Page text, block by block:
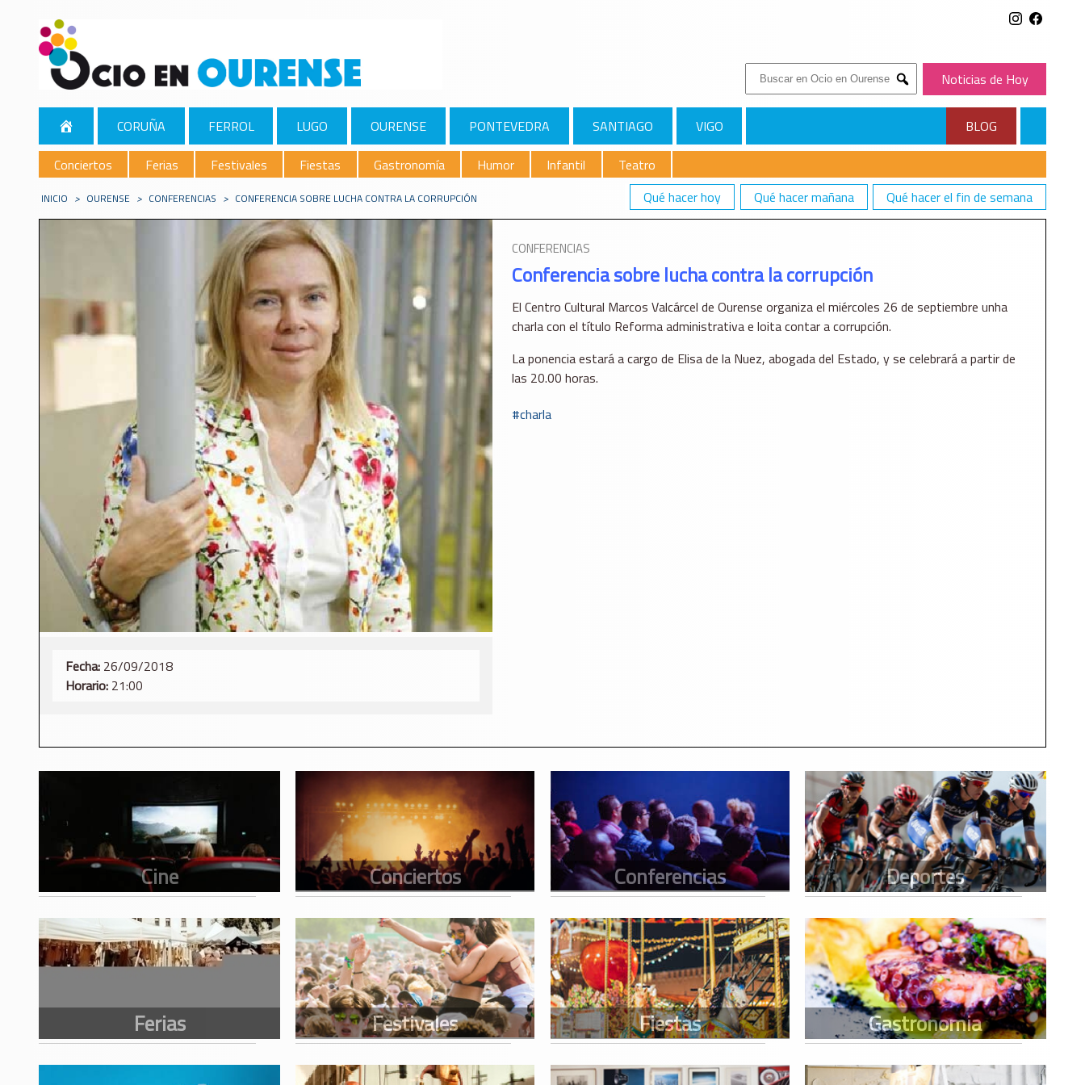
Buscar:
Submit
Noticias de Hoy
CORUÑA FERROL LUGO OURENSE PONTEVEDRA SANTIAGO VIGO
BLOG
Conciertos
Ferias Festivales Fiestas Gastronomía Humor Infantil
Teatro
Qué hacer hoy
Qué hacer mañana Qué hacer el fin de semana
INICIO > OURENSE > CONFERENCIAS > CONFERENCIA SOBRE LUCHA CONTRA LA CORRUPCIÓN
Fecha: 26/09/2018
Horario: 21:00
CONFERENCIAS
Conferencia sobre lucha contra la corrupción
El Centro Cultural Marcos Valcárcel de Ourense organiza el miércoles 26 de septiembre unha
charla con el título Reforma administrativa e loita contar a corrupción.
La ponencia estará a cargo de Elisa de la Nuez, abogada del Estado, y se celebrará a partir de
las 20.00 horas.
charla